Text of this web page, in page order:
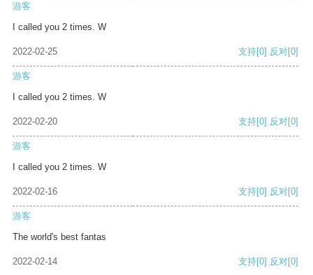
游客
I called you 2 times. W
2022-02-25 支持[0] 反对[0]
游客
I called you 2 times. W
2022-02-20 支持[0] 反对[0]
游客
I called you 2 times. W
2022-02-16 支持[0] 反对[0]
游客
The world's best fantas
2022-02-14 支持[0] 反对[0]